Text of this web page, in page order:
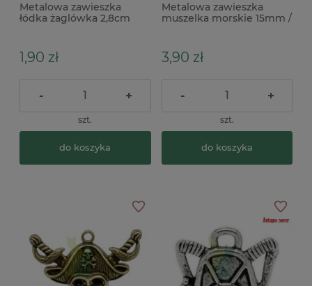
Metalowa zawieszka
łódka żaglówka 2,8cm
1,90 zł
- +
szt.
do koszyka
Metalowa zawieszka
muszelka morskie 15mm /
3,90 zł
- +
szt.
do koszyka